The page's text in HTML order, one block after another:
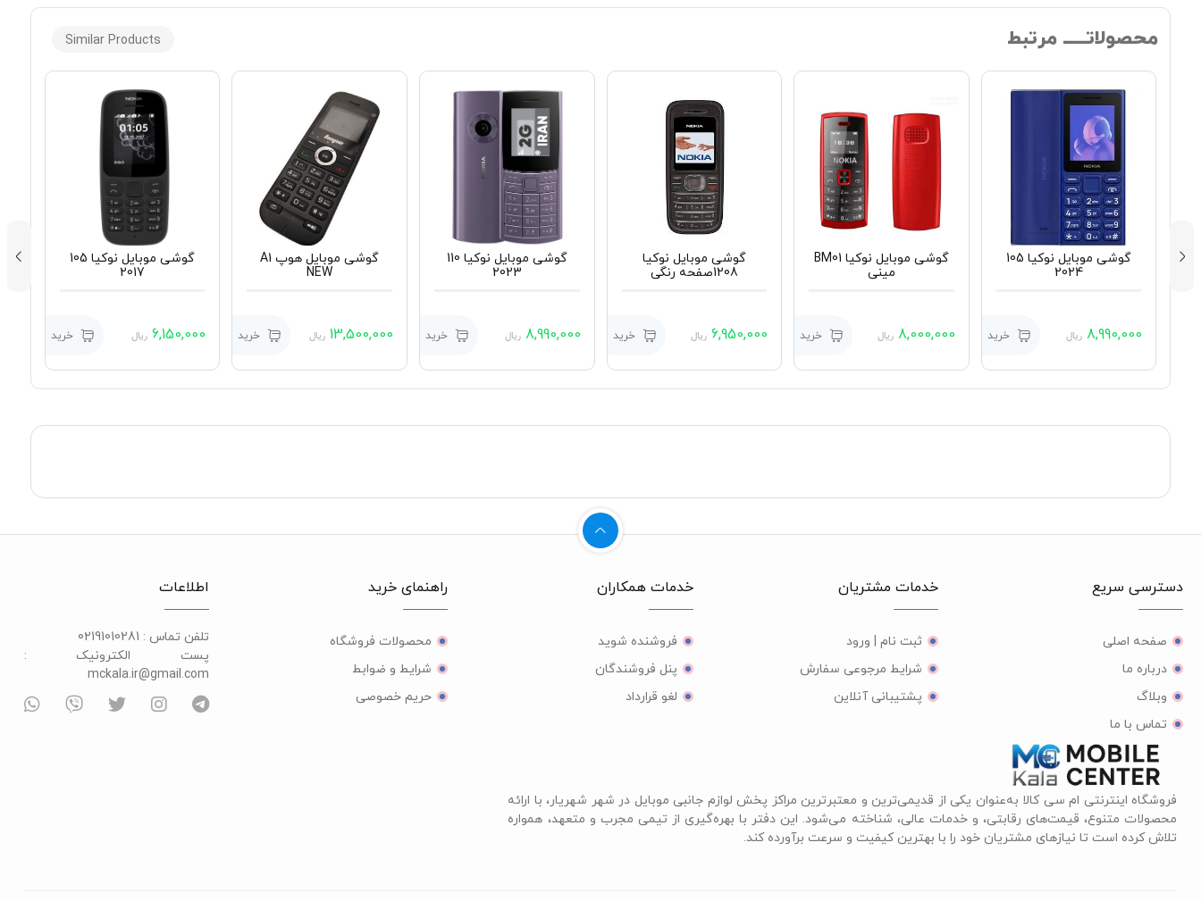
محصولاتـــــ مرتبط Similar Products
گوشی موبایل نوکیا 105
2024
8,990,000 ریال خرید
گوشی موبایل نوکیا BM01
مینی
8,000,000 ریال خرید
گوشی موبایل نوکیا
1208صفحه رنگی
6,950,000 ریال خرید
گوشی موبایل نوکیا 110
2023
8,990,000 ریال خرید
گوشی موبایل هوپ A1
NEW
13,500,000 ریال خرید
گوشی موبایل نوکیا 105
2017
6,150,000 ریال خرید
دسترسی سریع
صفحه اصلی
درباره ما
وبلاگ
تماس با ما
خدمات مشتریان
ثبت نام | ورود
شرایط مرجوعی سفارش
پشتیبانی آنلاین
خدمات همکاران
فروشنده شوید
پنل فروشندگان
لغو قرارداد
راهنمای خرید
محصولات فروشگاه
شرایط و ضوابط
حریم خصوصی
اطلاعات
تلفن تماس : 02191010281
پست الکترونیک :
mckala.ir@gmail.com
فروشگاه اینترنتی ام سی کالا به‌عنوان یکی از قدیمی‌ترین و معتبرترین مراکز پخش لوازم جانبی موبایل در شهر شهریار، با ارائه
محصولات متنوع، قیمت‌های رقابتی، و خدمات عالی، شناخته می‌شود. این دفتر با بهره‌گیری از تیمی مجرب و متعهد، همواره
تلاش کرده است تا نیازهای مشتریان خود را با بهترین کیفیت و سرعت برآورده کند.